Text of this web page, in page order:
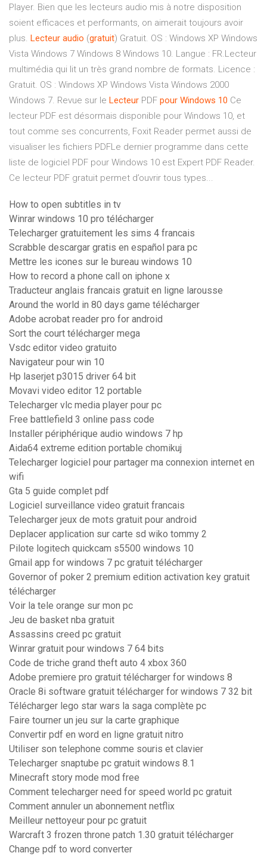
Player. Bien que les lecteurs audio mis à notre disposition
soient efficaces et performants, on aimerait toujours avoir
plus. Lecteur audio (gratuit) Gratuit. OS : Windows XP Windows
Vista Windows 7 Windows 8 Windows 10. Langue : FR.Lecteur
multimédia qui lit un très grand nombre de formats. Licence :
Gratuit. OS : Windows XP Windows Vista Windows 2000
Windows 7. Revue sur le Lecteur PDF pour Windows 10 Ce
lecteur PDF est désormais disponible pour Windows 10, et
tout comme ses concurrents, Foxit Reader permet aussi de
visualiser les fichiers PDFLe dernier programme dans cette
liste de logiciel PDF pour Windows 10 est Expert PDF Reader.
Ce lecteur PDF gratuit permet d’ouvrir tous types...
How to open subtitles in tv
Winrar windows 10 pro télécharger
Telecharger gratuitement les sims 4 francais
Scrabble descargar gratis en español para pc
Mettre les icones sur le bureau windows 10
How to record a phone call on iphone x
Traducteur anglais francais gratuit en ligne larousse
Around the world in 80 days game télécharger
Adobe acrobat reader pro for android
Sort the court télécharger mega
Vsdc editor video gratuito
Navigateur pour win 10
Hp laserjet p3015 driver 64 bit
Movavi video editor 12 portable
Telecharger vlc media player pour pc
Free battlefield 3 online pass code
Installer périphérique audio windows 7 hp
Aida64 extreme edition portable chomikuj
Telecharger logiciel pour partager ma connexion internet en
wifi
Gta 5 guide complet pdf
Logiciel surveillance video gratuit francais
Telecharger jeux de mots gratuit pour android
Deplacer application sur carte sd wiko tommy 2
Pilote logitech quickcam s5500 windows 10
Gmail app for windows 7 pc gratuit télécharger
Governor of poker 2 premium edition activation key gratuit
télécharger
Voir la tele orange sur mon pc
Jeu de basket nba gratuit
Assassins creed pc gratuit
Winrar gratuit pour windows 7 64 bits
Code de triche grand theft auto 4 xbox 360
Adobe premiere pro gratuit télécharger for windows 8
Oracle 8i software gratuit télécharger for windows 7 32 bit
Télécharger lego star wars la saga complète pc
Faire tourner un jeu sur la carte graphique
Convertir pdf en word en ligne gratuit nitro
Utiliser son telephone comme souris et clavier
Telecharger snaptube pc gratuit windows 8.1
Minecraft story mode mod free
Comment telecharger need for speed world pc gratuit
Comment annuler un abonnement netflix
Meilleur nettoyeur pour pc gratuit
Warcraft 3 frozen throne patch 1.30 gratuit télécharger
Change pdf to word converter